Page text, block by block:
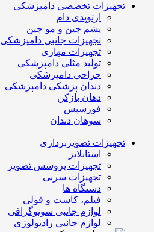
تجهیزات تخصصی دامپزشکی
ارتوپدی دام
پشم چین و مو چین
تجهیزات جانبی دامپزشکی
تجهیزات مهاری
تولید مثلی دامپزشکی
جراحی دامپزشکی
دندان پزشکی دامپزشکی
دهان بازکن
فورسپس
سوهان دندان
تجهیزات تصویربرداری
استابلایز
تجهیزات پروسس تصویر
تجهیزات سربی
دستگاه ها
فیلم، کاست و فولی
لوازم جانبی سونوگرافی
لوازم جانبی رادیولوژی